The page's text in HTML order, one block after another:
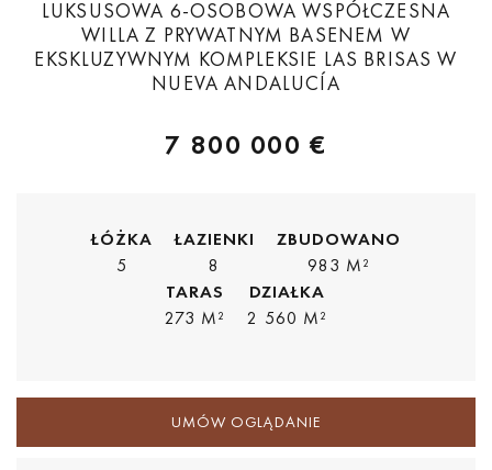
LUKSUSOWA 6-OSOBOWA WSPÓŁCZESNA
WILLA Z PRYWATNYM BASENEM W
EKSKLUZYWNYM KOMPLEKSIE LAS BRISAS W
NUEVA ANDALUCÍA
7 800 000 €
ŁÓŻKA
5
ŁAZIENKI
8
ZBUDOWANO
983 M²
TARAS
273 M²
DZIAŁKA
2 560 M²
UMÓW OGLĄDANIE